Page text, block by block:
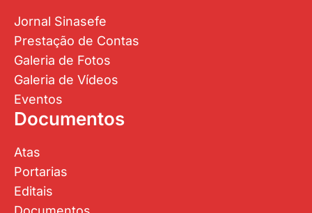
Jornal Sinasefe
Prestação de Contas
Galeria de Fotos
Galeria de Vídeos
Eventos
Documentos
Atas
Portarias
Editais